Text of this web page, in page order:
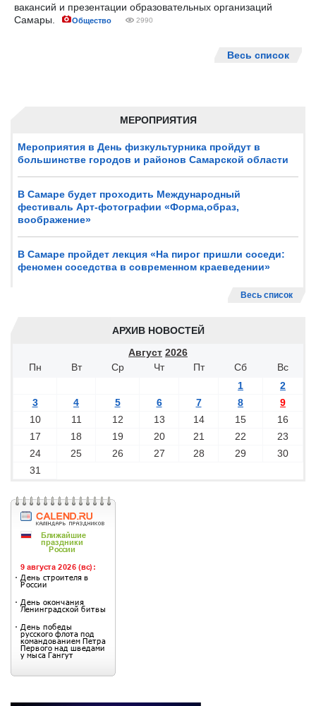
МЕРОПРИЯТИЯ
Мероприятия в День физкультурника пройдут в
большинстве городов и районов Самарской области
В Самаре будет проходить Международный
фестиваль Арт-фотографии «Форма,образ,
воображение»
В Самаре пройдет лекция «На пирог пришли соседи:
феномен соседства в современном краеведении»
Весь список
АРХИВ НОВОСТЕЙ
Август 2026
Пн
Вт Ср Чт Пт Сб
Вс
1
2
3
4 5 6 7 8
9
10
11 12 13 14 15
16
17
18 19 20 21 22
23
24
25 26 27 28 29
30
31
вакансий и презентации образовательных организаций
Самары.
Общество 2990
Весь список